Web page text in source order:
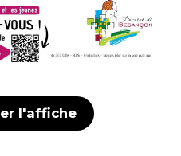
l'affiche